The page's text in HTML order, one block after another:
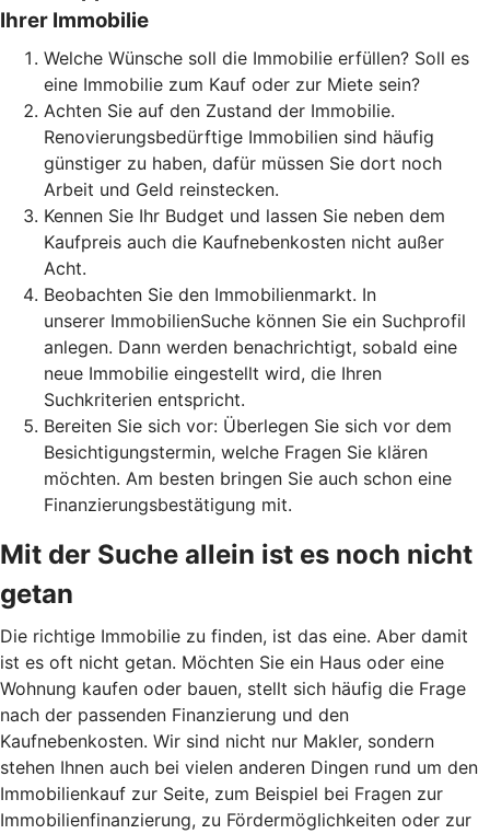
Ihrer Immobilie
Welche Wünsche soll die Immobilie erfüllen? Soll es
eine Immobilie zum Kauf oder zur Miete sein?
Achten Sie auf den Zustand der Immobilie.
Renovierungsbedürftige Immobilien sind häufig
günstiger zu haben, dafür müssen Sie dort noch
Arbeit und Geld reinstecken.
Kennen Sie Ihr Budget und lassen Sie neben dem
Kaufpreis auch die Kaufnebenkosten nicht außer
Acht.
Beobachten Sie den Immobilienmarkt. In
unserer ImmobilienSuche können Sie ein Suchprofil
anlegen. Dann werden benachrichtigt, sobald eine
neue Immobilie eingestellt wird, die Ihren
Suchkriterien entspricht.
Bereiten Sie sich vor: Überlegen Sie sich vor dem
Besichtigungstermin, welche Fragen Sie klären
möchten. Am besten bringen Sie auch schon eine
Finanzierungsbestätigung mit.
Mit der Suche allein ist es noch nicht
getan
Die richtige Immobilie zu finden, ist das eine. Aber damit
ist es oft nicht getan. Möchten Sie ein Haus oder eine
Wohnung kaufen oder bauen, stellt sich häufig die Frage
nach der passenden Finanzierung und den
Kaufnebenkosten. Wir sind nicht nur Makler, sondern
stehen Ihnen auch bei vielen anderen Dingen rund um den
Immobilienkauf zur Seite, zum Beispiel bei Fragen zur
Immobilienfinanzierung, zu Fördermöglichkeiten oder zur